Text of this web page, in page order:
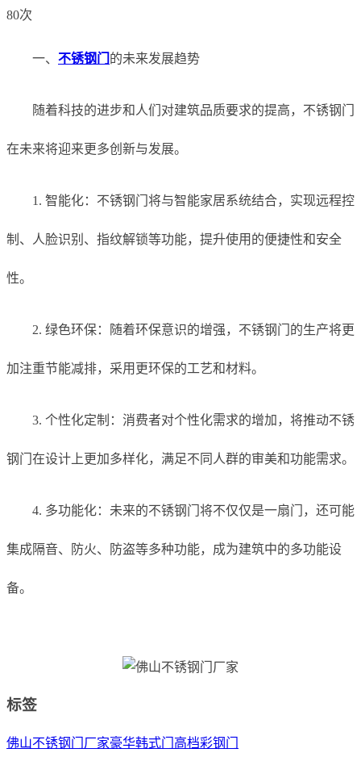
80次
一、 不锈钢门 的未来发展趋势
随着科技的进步和人们对建筑品质要求的提高，不锈钢门
在未来将迎来更多创新与发展。
1. 智能化：不锈钢门将与智能家居系统结合，实现远程控
制、人脸识别、指纹解锁等功能，提升使用的便捷性和安全
性。
2. 绿色环保：随着环保意识的增强，不锈钢门的生产将更
加注重节能减排，采用更环保的工艺和材料。
3. 个性化定制：消费者对个性化需求的增加，将推动不锈
钢门在设计上更加多样化，满足不同人群的审美和功能需求。
4. 多功能化：未来的不锈钢门将不仅仅是一扇门，还可能
集成隔音、防火、防盗等多种功能，成为建筑中的多功能设
备。
标签
佛山不锈钢门厂家豪华韩式门 高档彩钢门